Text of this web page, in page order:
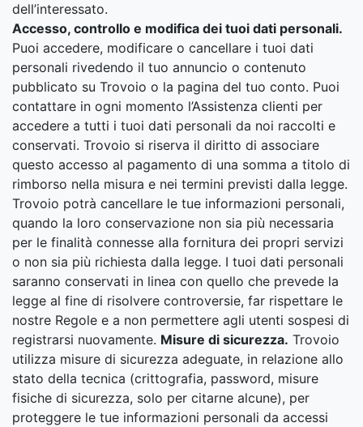
dell’interessato.
Accesso, controllo e modifica dei tuoi dati personali.
Puoi accedere, modificare o cancellare i tuoi dati
personali rivedendo il tuo annuncio o contenuto
pubblicato su Trovoio o la pagina del tuo conto. Puoi
contattare in ogni momento l’Assistenza clienti per
accedere a tutti i tuoi dati personali da noi raccolti e
conservati. Trovoio si riserva il diritto di associare
questo accesso al pagamento di una somma a titolo di
rimborso nella misura e nei termini previsti dalla legge.
Trovoio potrà cancellare le tue informazioni personali,
quando la loro conservazione non sia più necessaria
per le finalità connesse alla fornitura dei propri servizi
o non sia più richiesta dalla legge. I tuoi dati personali
saranno conservati in linea con quello che prevede la
legge al fine di risolvere controversie, far rispettare le
nostre Regole e a non permettere agli utenti sospesi di
registrarsi nuovamente. Misure di sicurezza. Trovoio
utilizza misure di sicurezza adeguate, in relazione allo
stato della tecnica (crittografia, password, misure
fisiche di sicurezza, solo per citarne alcune), per
proteggere le tue informazioni personali da accessi